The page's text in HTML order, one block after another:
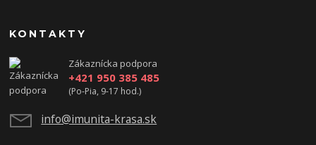
KONTAKTY
Zákaznícka podpora
+421 950 385 485
(Po-Pia, 9-17 hod.)
info@imunita-krasa.sk